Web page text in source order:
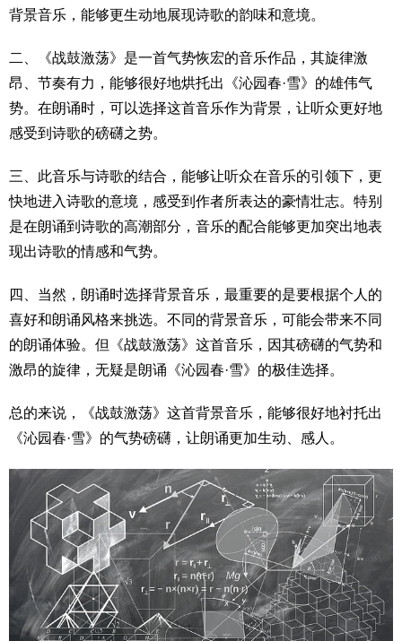
背景音乐，能够更生动地展现诗歌的韵味和意境。
二、《战鼓激荡》是一首气势恢宏的音乐作品，其旋律激
昂、节奏有力，能够很好地烘托出《沁园春·雪》的雄伟气
势。在朗诵时，可以选择这首音乐作为背景，让听众更好地
感受到诗歌的磅礴之势。
三、此音乐与诗歌的结合，能够让听众在音乐的引领下，更
快地进入诗歌的意境，感受到作者所表达的豪情壮志。特别
是在朗诵到诗歌的高潮部分，音乐的配合能够更加突出地表
现出诗歌的情感和气势。
四、当然，朗诵时选择背景音乐，最重要的是要根据个人的
喜好和朗诵风格来挑选。不同的背景音乐，可能会带来不同
的朗诵体验。但《战鼓激荡》这首音乐，因其磅礴的气势和
激昂的旋律，无疑是朗诵《沁园春·雪》的极佳选择。
总的来说，《战鼓激荡》这首背景音乐，能够很好地衬托出
《沁园春·雪》的气势磅礴，让朗诵更加生动、感人。